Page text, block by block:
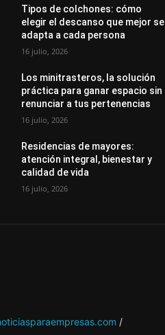
Tipos de colchones: cómo
elegir el descanso que mejor se
adapta a cada persona
16 julio, 2026
Los minitrasteros, la solución
práctica para ganar espacio sin
renunciar a tus pertenencias
16 julio, 2026
Residencias de mayores:
atención integral, bienestar y
calidad de vida
16 julio, 2026
/